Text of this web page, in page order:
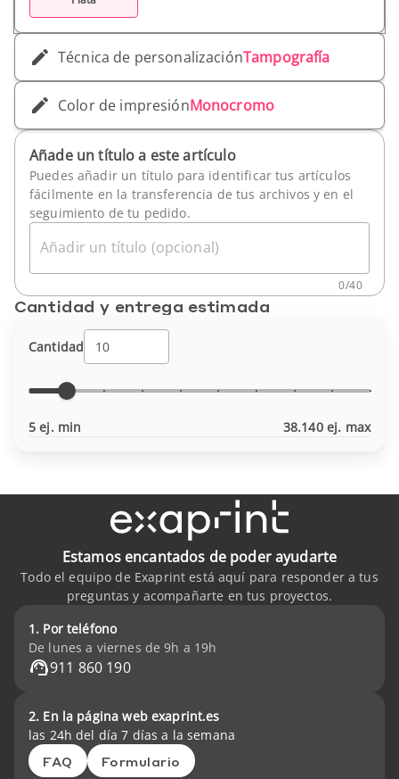
Técnica de personalizaciónTampografía
Color de impresiónMonocromo
Añade un título a este artículo
Puedes añadir un título para identificar tus artículos
fácilmente en la transferencia de tus archivos y en el
seguimiento de tu pedido.
Añadir un título (opcional)
0/40
Cantidad y entrega estimada
Cantidad
5 ej. min 38.140 ej. max
Estamos encantados de poder ayudarte
Todo el equipo de Exaprint está aquí para responder a tus
preguntas y acompañarte en tus proyectos.
1. Por teléfono
De lunes a viernes de 9h a 19h
911 860 190
2. En la página web exaprint.es
las 24h del día 7 días a la semana
FAQ Formulario